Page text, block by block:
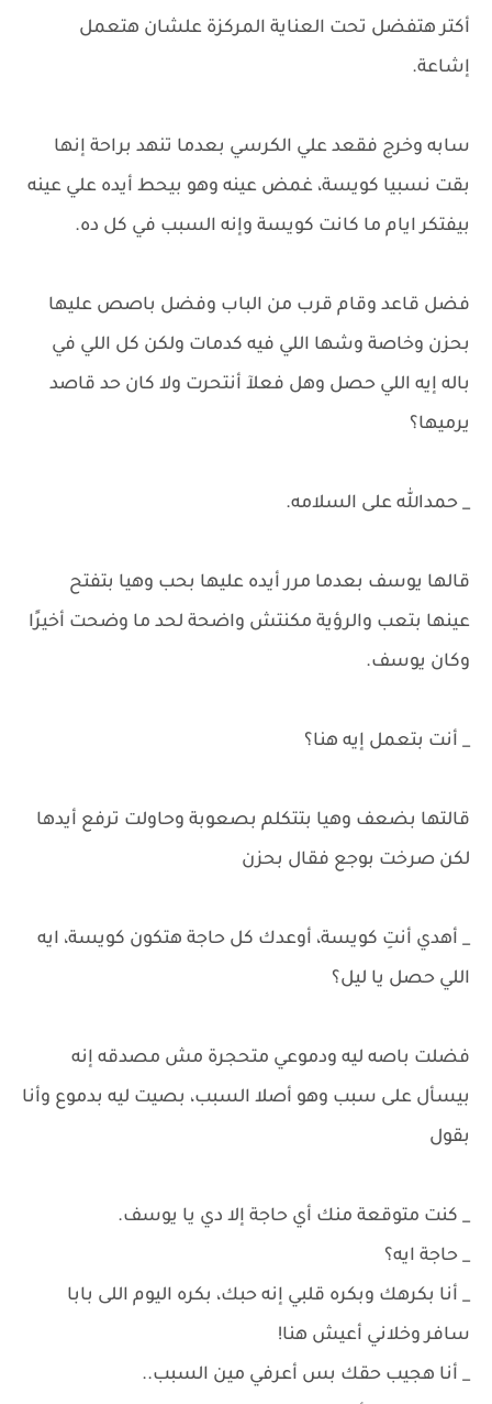
أكتر هتفضل تحت العناية المركزة علشان هتعمل
إشاعة.
سابه وخرج فقعد علي الكرسي بعدما تنهد براحة إنها
بقت نسبيا كويسة، غمض عينه وهو بيحط أيده علي عينه
بيفتكر ايام ما كانت كويسة وإنه السبب في كل ده.
فضل قاعد وقام قرب من الباب وفضل باصص عليها
بحزن وخاصة وشها اللي فيه كدمات ولكن كل اللي في
باله إيه اللي حصل وهل فعلآ أنتحرت ولا كان حد قاصد
يرميها؟
_ حمدالله على السلامه.
قالها يوسف بعدما مرر أيده عليها بحب وهيا بتفتح
عينها بتعب والرؤية مكنتش واضحة لحد ما وضحت أخيرًا
وكان يوسف.
_ أنت بتعمل إيه هنا؟
قالتها بضعف وهيا بتتكلم بصعوبة وحاولت ترفع أيدها
لكن صرخت بوجع فقال بحزن
_ أهدي أنتِ كويسة، أوعدك كل حاجة هتكون كويسة، ايه
اللي حصل يا ليل؟
فضلت باصه ليه ودموعي متحجرة مش مصدقه إنه
بيسأل على سبب وهو أصلا السبب، بصيت ليه بدموع وأنا
بقول
_ كنت متوقعة منك أي حاجة إلا دي يا يوسف.
_ حاجة ايه؟
_ أنا بكرهك وبكره قلبي إنه حبك، بكره اليوم اللى بابا
سافر وخلاني أعيش هنا!
_ أنا هجيب حقك بس أعرفي مين السبب..